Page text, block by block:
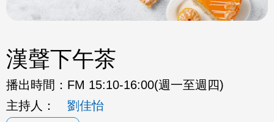
漢聲下午茶
播出時間： FM 15:10-16:00(週一至週四)
主持人：
劉佳怡